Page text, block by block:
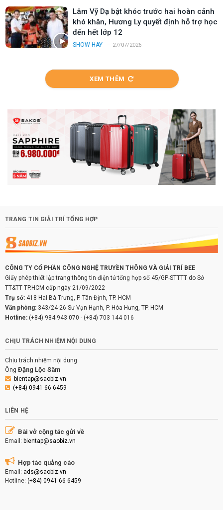
Lâm Vỹ Dạ bật khóc trước hai hoàn cảnh
khó khăn, Hương Ly quyết định hỗ trợ học
đến hết lớp 12
SHOW HAY 27/07/2026
XEM THÊM
TRANG TIN GIẢI TRÍ TỔNG HỢP
CÔNG TY CỔ PHẦN CÔNG NGHỆ TRUYỀN THÔNG VÀ GIẢI TRÍ BEE
Giấy phép thiết lập trang thông tin điện tử tổng hợp số 45/GP-STTTT do Sở
TT&TT TP.HCM cấp ngày 21/09/2022
Trụ sở: 418 Hai Bà Trưng, P. Tân Định, TP. HCM
Văn phòng: 343/24-26 Sư Vạn Hạnh, P. Hòa Hưng, TP. HCM
Hotline: (+84) 984 943 070 - (+84) 703 144 016
CHỊU TRÁCH NHIỆM NỘI DUNG
Chịu trách nhiệm nội dung
Ông Đặng Lộc Sâm
bientap@saobiz.vn
(+84) 0941 66 6459
LIÊN HỆ
Bài vở cộng tác gửi về
Email: bientap@saobiz.vn
Hợp tác quảng cáo
Email: ads@saobiz.vn
Hotline: (+84) 0941 66 6459